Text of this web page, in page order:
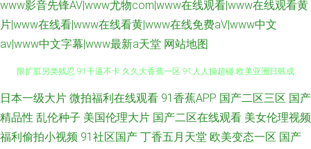
www影音先锋AV|www尤物com|www在线观看|www在线观看黄
片|www在线看|www在线看黄|www在线免费aV|www中文
av|www中文字幕|www最新a天堂 网站地图
91伊人久热 亚洲欧洲综合日韩精品 91极品探花 免费看片91 91黄色大片 极
限扩肛另类残忍 91干逼不卡 久久大香蕉一区 91人人操超碰 欧美亚洲日韩成
日本一级大片 微拍福利在线观看 91香蕉APP 国产二区三区 国产
精品性 乱伦种子 美国伦理大片 国产二区在线观看 美女伦理视频
福利偷拍小视频 91社区国产 丁香五月天堂 欧美变态一区 国产